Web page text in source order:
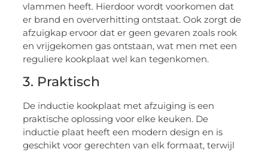
vlammen heeft. Hierdoor wordt voorkomen dat
er brand en oververhitting ontstaat. Ook zorgt de
afzuigkap ervoor dat er geen gevaren zoals rook
en vrijgekomen gas ontstaan, wat men met een
reguliere kookplaat wel kan tegenkomen.
3. Praktisch
De inductie kookplaat met afzuiging is een
praktische oplossing voor elke keuken. De
inductie plaat heeft een modern design en is
geschikt voor gerechten van elk formaat, terwijl